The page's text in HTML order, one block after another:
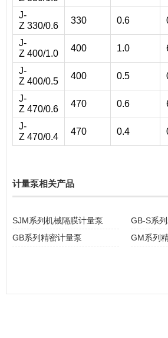
J-
Z 330/0.6
330 0.6
J-
Z 400/1.0
400 1.0
J-
Z 400/0.5
400 0.5
J-
Z 470/0.6
470 0.6
J-
Z 470/0.4
470 0.4
计量泵相关产品
SJM系列机械隔膜计量泵
GB-S系
GB系列精密计量泵
GM系列